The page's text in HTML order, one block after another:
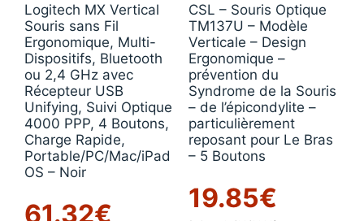
Logitech MX Vertical
Souris sans Fil
Ergonomique, Multi-
Dispositifs, Bluetooth
ou 2,4 GHz avec
Récepteur USB
Unifying, Suivi Optique
4000 PPP, 4 Boutons,
Charge Rapide,
Portable/PC/Mac/iPad
OS – Noir
61.32€
CSL – Souris Optique
TM137U – Modèle
Verticale – Design
Ergonomique –
prévention du
Syndrome de la Souris
– de l’épicondylite –
particulièrement
reposant pour Le Bras
– 5 Boutons
19.85€